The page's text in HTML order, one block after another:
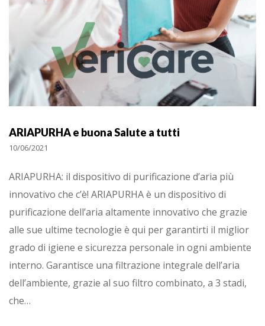
ARIAPURHA e buona Salute a tutti
10/06/2021
ARIAPURHA: il dispositivo di purificazione d’aria più
innovativo che c’è! ARIAPURHA è un dispositivo di
purificazione dell’aria altamente innovativo che grazie
alle sue ultime tecnologie è qui per garantirti il miglior
grado di igiene e sicurezza personale in ogni ambiente
interno. Garantisce una filtrazione integrale dell’aria
dell’ambiente, grazie al suo filtro combinato, a 3 stadi,
che…